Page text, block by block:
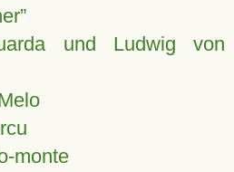
und Ludwig von
monte